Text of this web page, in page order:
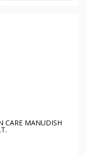
CARE MANUDISH